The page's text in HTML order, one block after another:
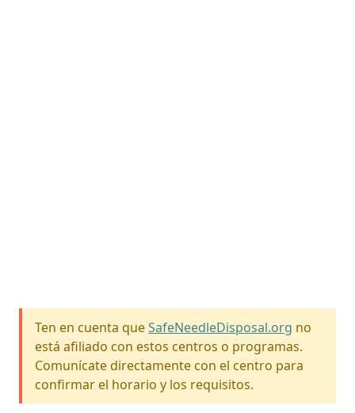
Ten en cuenta queSafeNeedleDisposal.org no
está afiliado con estos centros o programas.
Comunícate directamente con el centro para
confirmar el horario y los requisitos.